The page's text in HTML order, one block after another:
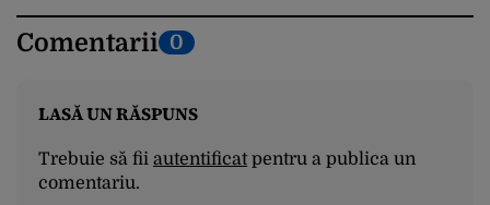
Comentarii 0
LASĂ UN RĂSPUNS
Trebuie să fii autentificatpentru a publica un
comentariu.